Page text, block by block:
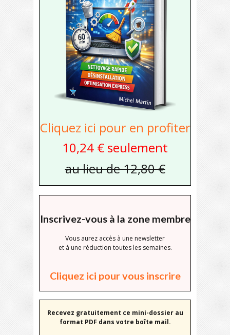
Cliquez ici pour en profiter
10,24 € seulement
au lieu de 12,80 €
Inscrivez-vous à la zone membre
Vous aurez accès à une newsletter
et à une réduction toutes les semaines.
Cliquez ici pour vous inscrire
Recevez gratuitement ce mini-dossier au
format PDF dans votre boîte mail.